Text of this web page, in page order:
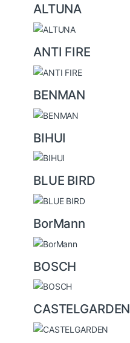
ALTUNA
ANTI FIRE
BENMAN
BIHUI
BLUE BIRD
BorMann
BOSCH
CASTELGARDEN